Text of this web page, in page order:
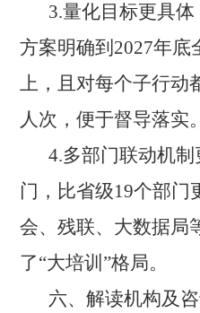
3.量化目标更具体
方案明确到 2027年底
上，且对每个子行动
人次，便于督导落实。
4.多部门联动机
门，比省级19个部门
会、残联、大数据局
了“大培训”格局。
六、解读机构及